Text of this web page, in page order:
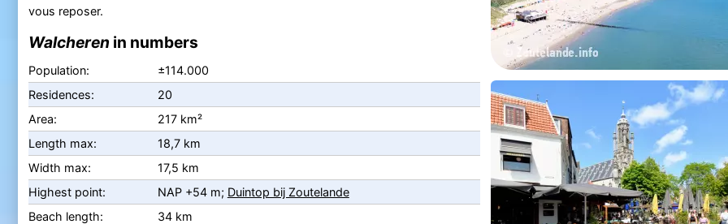
vous reposer.
Walcheren in numbers
Population:
±114.000
Residences:
20
Area:
217 km²
Length max:
18,7 km
Width max:
17,5 km
Highest point:
NAP +54 m; Duintop bij Zoutelande
Beach length:
34 km